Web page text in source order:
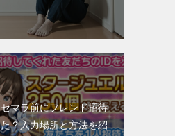
セマラ前にフレンド招待
？入力場所と方法を紹